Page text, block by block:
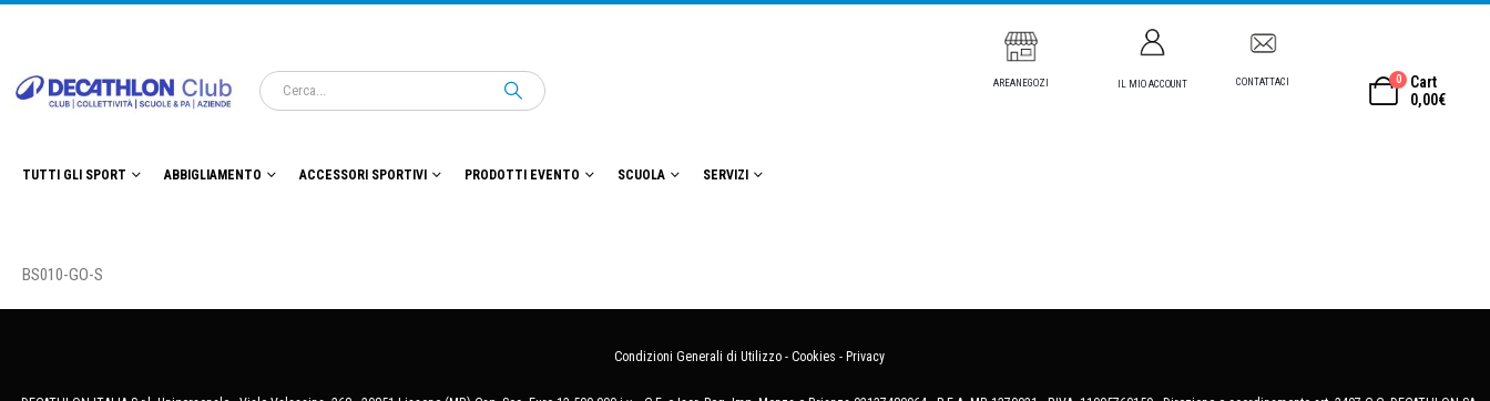
AREANEGOZI IL MIO ACCOUNT CONTATTACI 0
Cart
0,00€
TUTTI GLI SPORT ABBIGLIAMENTO ACCESSORI SPORTIVI PRODOTTI EVENTO SCUOLA SERVIZI
BS010-GO-S
Condizioni Generali di Utilizzo - Cookies - Privacy